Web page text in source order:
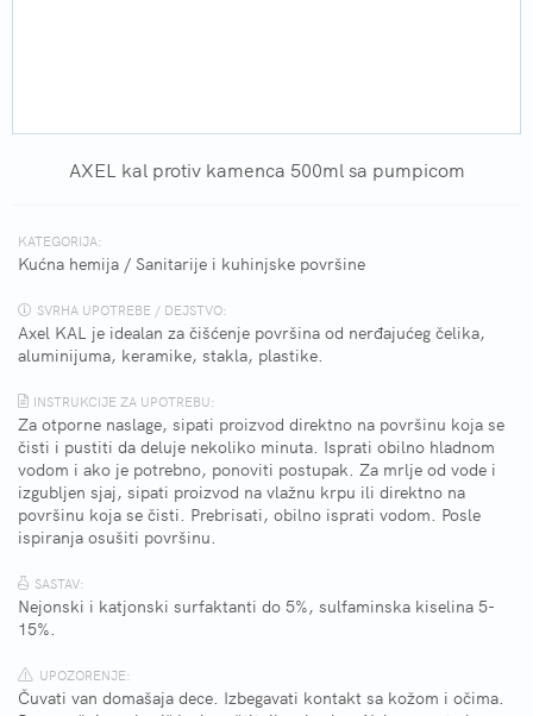
AXEL kal protiv kamenca 500ml sa pumpicom
KATEGORIJA:
Kućna hemija / Sanitarije i kuhinjske površine
SVRHA UPOTREBE / DEJSTVO:
Axel KAL je idealan za čišćenje površina od nerđajućeg čelika,
aluminijuma, keramike, stakla, plastike.
INSTRUKCIJE ZA UPOTREBU:
Za otporne naslage, sipati proizvod direktno na površinu koja se
čisti i pustiti da deluje nekoliko minuta. Isprati obilno hladnom
vodom i ako je potrebno, ponoviti postupak. Za mrlje od vode i
izgubljen sjaj, sipati proizvod na vlažnu krpu ili direktno na
površinu koja se čisti. Prebrisati, obilno isprati vodom. Posle
ispiranja osušiti površinu.
SASTAV:
Nejonski i katjonski surfaktanti do 5%, sulfaminska kiselina 5-
15%.
UPOZORENJE:
Čuvati van domašaja dece. Izbegavati kontakt sa kožom i očima.